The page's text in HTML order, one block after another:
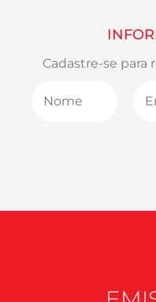
Cadastre-se para